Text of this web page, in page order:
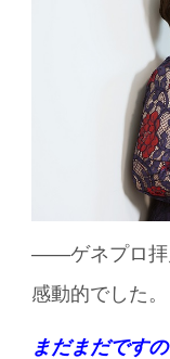
――ゲネプロ拝
感動的でした。
まだまだです